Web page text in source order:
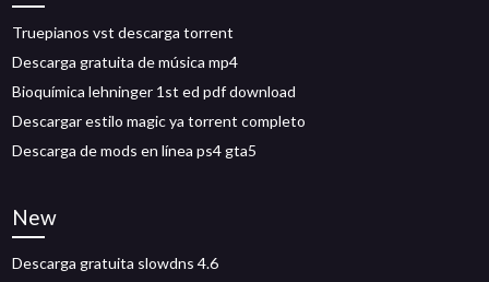
Truepianos vst descarga torrent
Descarga gratuita de música mp4
Bioquímica lehninger 1st ed pdf download
Descargar estilo magic ya torrent completo
Descarga de mods en línea ps4 gta5
New
Descarga gratuita slowdns 4.6